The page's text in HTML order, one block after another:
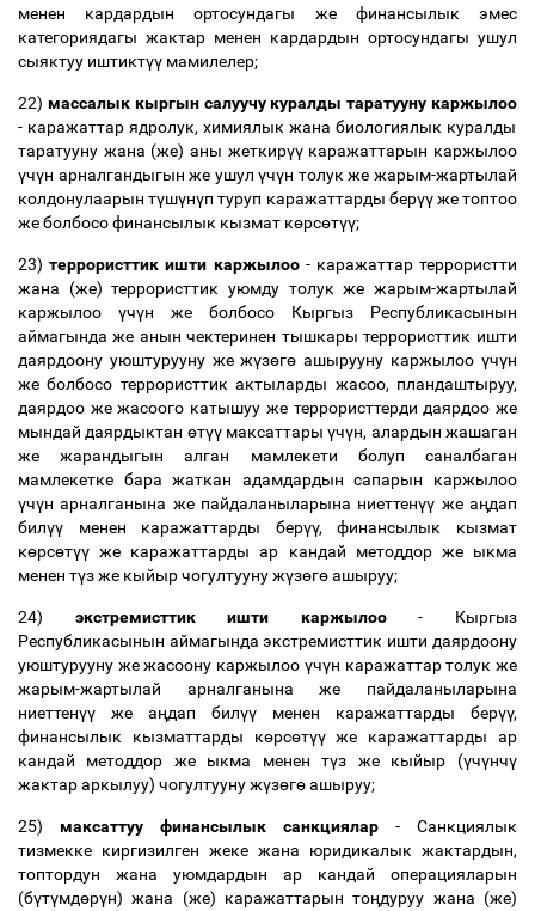
менен кардардын ортосундагы же финансылык эмес
категориядагы жактар менен кардардын ортосундагы ушул
сыяктуу иштиктүү мамилелер;
22) массалык кыргын салуучу куралды таратууну каржылоо
- каражаттар ядролук, химиялык жана биологиялык куралды
таратууну жана (же) аны жеткирүүкаражаттарын каржылоо
үчүн арналгандыгын же ушулүчүн толук же жарым-жартылай
колдонулаарын түшүнүп туруп каражаттарды берүүже топтоо
же болбосо финансылык кызмат көрсөтүү;
23)террористтик ишти каржылоо - каражаттар террористти
жана (же) террористтик уюмду толук же жарым-жартылай
каржылоо үчүн же болбосо Кыргыз Республикасынын
аймагында же анын чектеринен тышкары террористтик ишти
даярдоону уюштурууну же жүзөгө ашырууну каржылоо үчүн
же болбосо террористтик актыларды жасоо, пландаштыруу,
даярдоо же жасоого катышуу же террористтерди даярдоо же
мындай даярдыктан өтүүмаксаттарыүчүн, алардын жашаган
же жарандыгын алган мамлекети болуп саналбаган
мамлекетке бара жаткан адамдардын сапарын каржылоо
үчүн арналганына же пайдаланыларына ниеттенүү же аңдап
билүү менен каражаттарды берүү, финансылык кызмат
көрсөтүү же каражаттарды ар кандай методдор же ыкма
менен түз же кыйыр чогултууну жүзөгөашыруу;
24) экстремисттик ишти каржылоо- Кыргыз
Республикасынын аймагында экстремисттик ишти даярдоону
уюштурууну же жасоону каржылоо үчүн каражаттар толук же
жарым-жартылай арналганына же пайдаланыларына
ниеттенүү же аңдап билүү менен каражаттарды берүү,
финансылык кызматтарды көрсөтүүже каражаттарды ар
кандай методдор же ыкма менен түз же кыйыр (үчүнчү
жактар аркылуу) чогултууну жүзөгөашыруу;
25) максаттуу финансылык санкциялар - Cанкциялык
тизмекке киргизилген жеке жана юридикалык жактардын,
топтордун жана уюмдардын ар кандай операцияларын
(бүтүмдөрүн) жана (же) каражаттарын тоңдуруу жана (же)